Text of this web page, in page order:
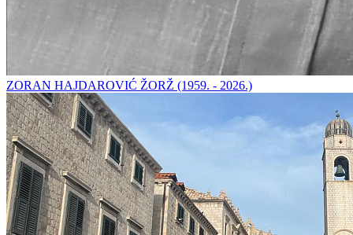
ZORAN HAJDAROVIĆ ŽORŽ (1959. - 2026.)